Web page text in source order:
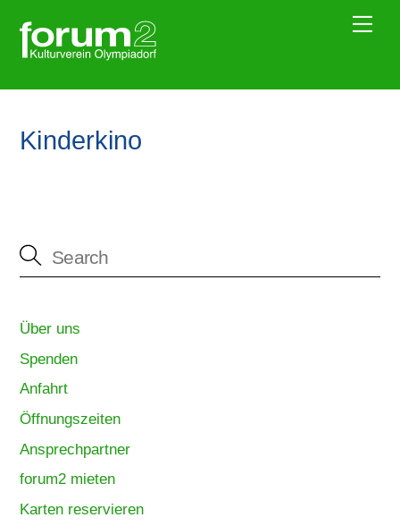
content
Kinderkino
Über uns
Spenden
Anfahrt
Öffnungszeiten
Ansprechpartner
forum2 mieten
Karten reservieren